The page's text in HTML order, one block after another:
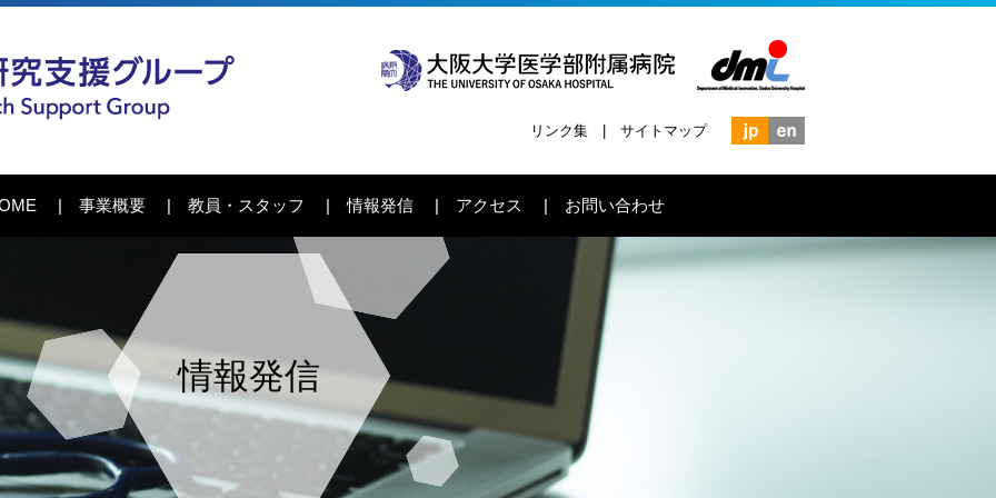
リンク集 サイトマップ
事業概要 教員・スタッフ 情報発信 アクセス お問い合わせ
情報発信